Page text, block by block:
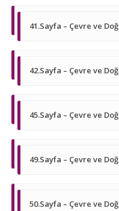
41.Sayfa – Çevre ve
42.Sayfa – Çevre ve
45.Sayfa – Çevre ve
49.Sayfa – Çevre ve
50.Sayfa – Çevre ve